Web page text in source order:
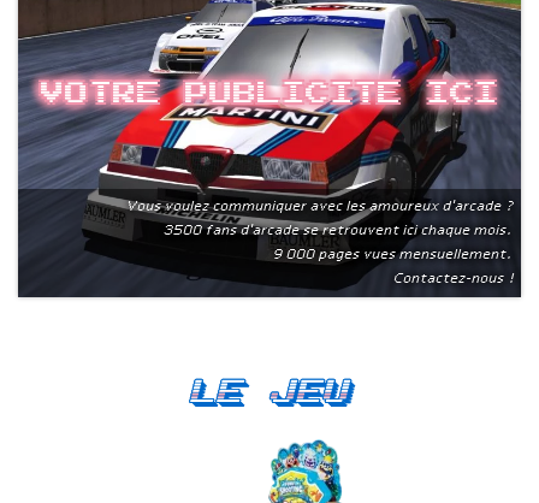
Votre publicite ici
Vous voulez communiquer avec les amoureux d'arcade ?
3500 fans d'arcade se retrouvent ici chaque mois.
9 000 pages vues mensuellement.
Contactez-nous !
Le Jeu